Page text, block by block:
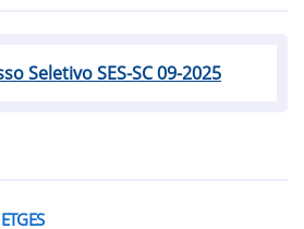
Seletivo SES-SC 09-2025